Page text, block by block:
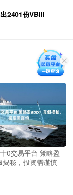
2401份VBill
0交易平台 策略盈
揭秘，投资需谨慎